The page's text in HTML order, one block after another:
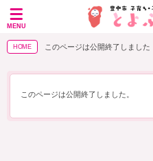
MENU
HOME このページは公開終了しました
このページは公開終了しました。